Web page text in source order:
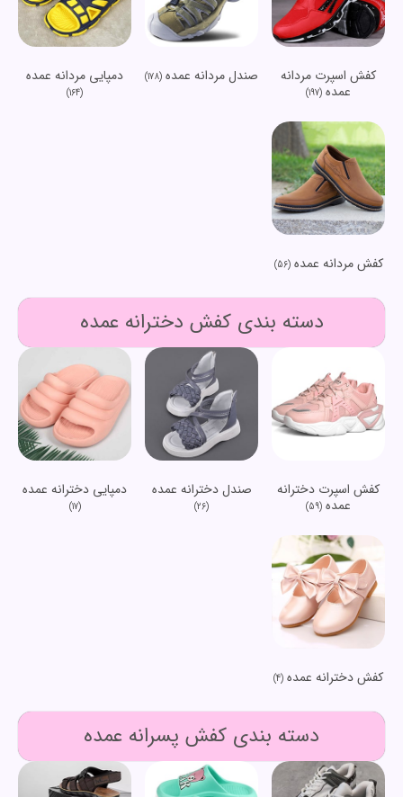
کفش اسپرت مردانه
عمده (197)
صندل مردانه عمده (178) دمپایی مردانه عمده
(164)
کفش مردانه عمده(56)
دسته بندی کفش دخترانه عمده
کفش اسپرت دخترانه
عمده (59)
صندل دخترانه عمده
(26)
دمپایی دخترانه عمده
(17)
کفش دخترانه عمده (4)
دسته بندی کفش پسرانه عمده